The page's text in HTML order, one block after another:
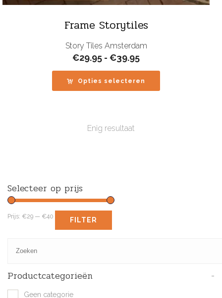
Frame Storytiles
Story Tiles Amsterdam
€29.95 - €39.95Prijsklasse:
tot
€39.95
Opties selecteren
Enig resultaat
Selecteer op prijs
FILTER
Prijs: €29 — €40
Productcategorieën -
Geen categorie